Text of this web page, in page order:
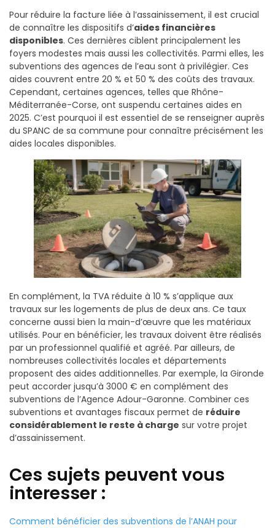
Pour réduire la facture liée à l’assainissement, il est crucial
de connaître les dispositifs d’aides financières
disponibles. Ces dernières ciblent principalement les
foyers modestes mais aussi les collectivités. Parmi elles, les
subventions des agences de l’eau sont à privilégier. Ces
aides couvrent entre 20 % et 50 % des coûts des travaux.
Cependant, certaines agences, telles que Rhône-
Méditerranée-Corse, ont suspendu certaines aides en
2025. C’est pourquoi il est essentiel de se renseigner auprès
du SPANC de sa commune pour connaître précisément les
aides locales disponibles.
En complément, la TVA réduite à 10 % s’applique aux
travaux sur les logements de plus de deux ans. Ce taux
concerne aussi bien la main-d’œuvre que les matériaux
utilisés. Pour en bénéficier, les travaux doivent être réalisés
par un professionnel qualifié et agréé. Par ailleurs, de
nombreuses collectivités locales et départements
proposent des aides additionnelles. Par exemple, la Gironde
peut accorder jusqu’à 3000 € en complément des
subventions de l’Agence Adour-Garonne. Combiner ces
subventions et avantages fiscaux permet de réduire
considérablement le reste à charge sur votre projet
d’assainissement.
Ces sujets peuvent vous
interesser :
Comment bénéficier des subventions de l’ANAH pour